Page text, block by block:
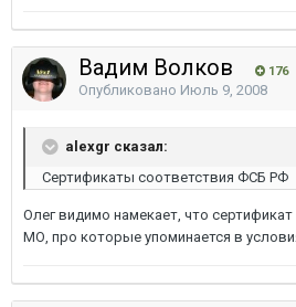
Вадим Волков 176
Опубликовано Июль 9, 2008
alexgr сказал:
Сертификаты соответствия ФСБ РФ
Олег видимо намекает, что
МО, про которые упоминается в